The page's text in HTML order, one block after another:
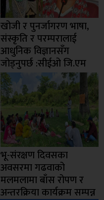
खोजी र पुनर्जागरण भाषा,
संस्कृति र परम्परालाई
आधुनिक विज्ञानसँग
जोड्नुपर्छ :सीईओ जि.एम
भू-संरक्षण दिवसका
अवसरमा गढवाको
मलमलामा बाँस रोपण र
अन्तरक्रिया कार्यक्रम सम्पन्न